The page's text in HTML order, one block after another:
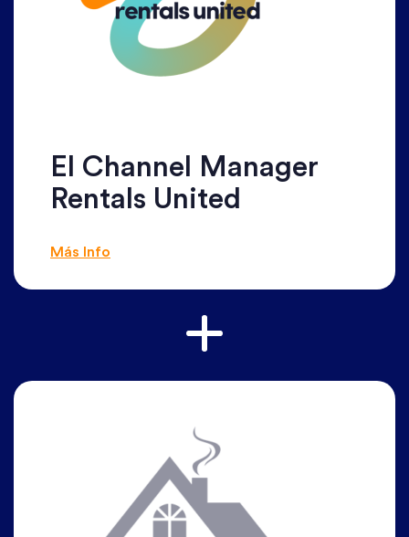
El Channel Manager
Rentals United
Más Info